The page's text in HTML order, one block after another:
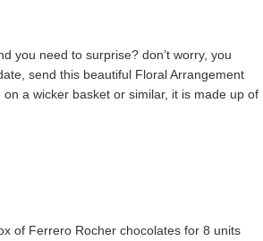
you need to surprise? don’t worry, you
send this beautiful Floral Arrangement
a wicker basket or similar, it is made up of
of Ferrero Rocher chocolates for 8 units